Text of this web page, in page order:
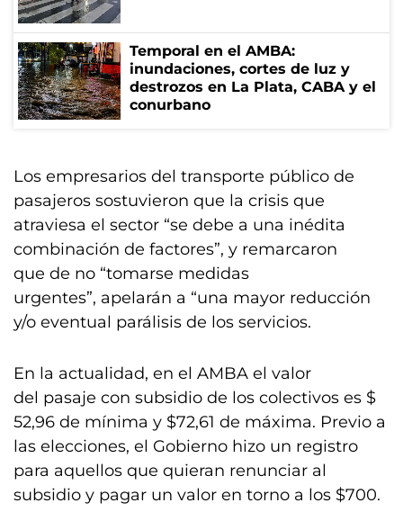
Temporal en el AMBA:
inundaciones, cortes de luz y
destrozos en La Plata, CABA y el
conurbano
Los empresarios del transporte público de
pasajeros sostuvieron que la crisis que
atraviesa el sector “se debe a una inédita
combinación de factores”, y remarcaron
que de no “tomarse medidas
urgentes”, apelarán a “una mayor reducción
y/o eventual parálisis de los servicios.
En la actualidad, en el AMBA el valor
del pasaje con subsidio de los colectivos es $
52,96 de mínima y $72,61 de máxima. Previo a
las elecciones, el Gobierno hizo un registro
para aquellos que quieran renunciar al
subsidio y pagar un valor en torno a los $700.